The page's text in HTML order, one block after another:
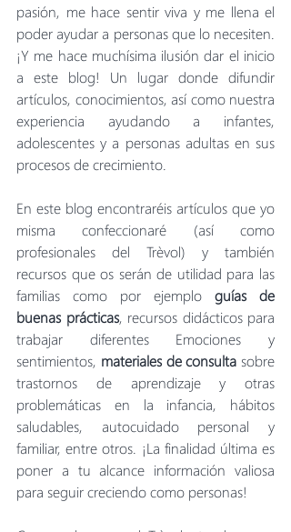
pasión, me hace sentir viva y me llena el
poder ayudar a personas que lo necesiten.
¡Y me hace muchísima ilusión dar el inicio
a este blog! Un lugar donde difundir
artículos, conocimientos, así como nuestra
experiencia ayudando a infantes,
adolescentes y a personas adultas en sus
procesos de crecimiento.
En este blog encontraréis artículos que yo
misma confeccionaré (así como
profesionales del Trèvol) y también
recursos que os serán de utilidad para las
familias como por ejemplo guías de
buenas prácticas, recursos didácticos para
trabajar diferentes Emociones y
sentimientos, materiales de consulta sobre
trastornos de aprendizaje y otras
problemáticas en la infancia, hábitos
saludables, autocuidado personal y
familiar, entre otros. ¡La finalidad última es
poner a tu alcance información valiosa
para seguir creciendo como personas!